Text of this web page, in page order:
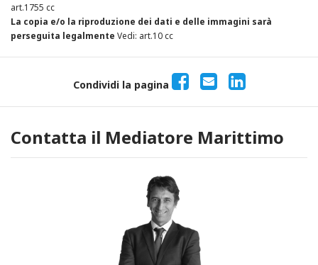
art.1755 cc
La copia e/o la riproduzione dei dati e delle immagini sarà
perseguita legalmente Vedi: art.10 cc
Condividi la pagina
Contatta il Mediatore Marittimo